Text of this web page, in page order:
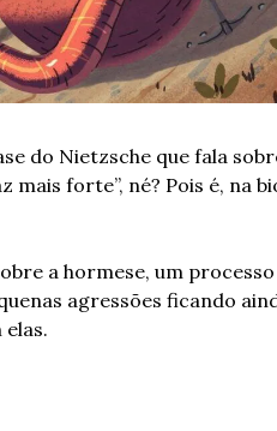
do Nietzsche que fala
mais forte”, né? Pois é, na
a hormese, um
agressões ficando